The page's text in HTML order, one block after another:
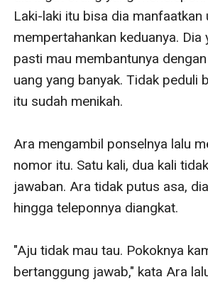
Laki-laki itu bisa dia manfaatkan
mempertahankan keduanya. Dia
pasti mau membantunya
uang yang banyak. Tidak peduli
itu sudah menikah.
Ara mengambil ponselnya lalu
nomor itu. Satu kali, dua kali
jawaban. Ara tidak putus asa,
hingga teleponnya diangkat.
"Aju tidak mau tau. Pokoknya
bertanggung jawab," kata Ara